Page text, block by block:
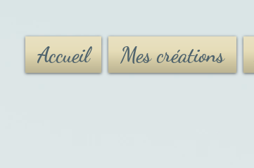
Accueil Mes créations